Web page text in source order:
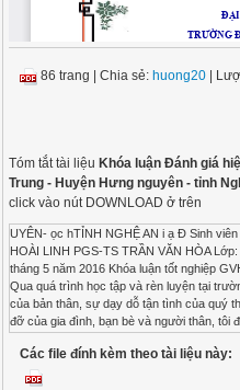
86 trang |Chia sẻ: huong20 |
Tóm tắt tài liệu Khóa luận Đánh giá
Trung - Huyện Hưng nguyên - tỉnh
click vào nút DOWNLOAD ở trên
UYÊN- ọc hTỈNH NGHỆ AN i ạ Đ Sinh viên thực hiện: Giáo viên hướng dẫn: ĐẶNG HOÀI LINH PGS-TS TRẦN VĂN HÒA Lớp: K46B- KTNN Niên khóa: 2012 – 2016 Huế, tháng 5 năm 2016 Khóa luận tốt nghiệp GVHD: PGS.TS. Trần Văn Hòa LỜI CẢM ƠN Qua quá trình học tập và rèn luyện tại trường - Đại học Huế, ngoài sự nổ lực phấn đấu của bản thân, sự dạy dỗ tận tình của quý thầy cô, cơ quan thực tập, sự động viên giúp đỡ của gia đình, bạn bè và người thân, tôi đã hoàn thành kì thực tập tốt nghiệp của mình. Qua đây tôi xin phép bày tỏ lòng cảm ơn chân thành đến: Trước hết tôi xin cảm ơn sâu sắc đến thầy giáo- PGS- TS. Trần Văn Hòa là người đã trực tiếp hướng dẫn và giúp đỡ tận tình trong suốt quá trình thực hiện nghiên cứu và hoàn thành khóa luận này. ế Tôi cũng xin chân thành cảm ơn đến lãnh đạo trường , các thầy cô giáo đã tận tình giảng dạy cho tôi, trang bị cho tôiHu những kiến thưc cần thiết để hoàn thành khóa luận tốt nghiệp này. tế Ủy ban nhân dân xã Hưng Trung, Đảng ủy, các đoàn thể và bà con nông dân xã Hưng Trung, đặc biệt là các chú, các bác trong Ban Nông nghiệp xã đã tạo điều kiện thuận lợi cho tôi học hỏi kinh nghiệm Kinhthực tế và các hộ gia đình đã nhiệt tình giúp đỡ tôi tiến hành thu thập số liệu điềọu trac nghiên cứu đề tài. Lời cuối cùng tôi xin bàyh tỏ lòng cảm ơn đến gia đình, bạn bè và người thân đã i chia sẽ, động viên tôi ạtrong suốt quá trình học tập và thực hiện khóa luận tốt nghiệp này. Đ Do thời gian thời tập, kiến thức và khả năng còn nhiều hạn chế nên nội dung đề tài này không tránh khỏi những sai sót. Kính mong sự góp ý của quý thầy cô và những người quan tâm đến đề tài này để đề tài được hoàn thiện hơn. Một lần nữa tôi xin chân thành cảm ơn! Huế, tháng 5 năm 2016 Sinh viên thực hiện Đặng Hoài Linh SVTH: Đặng Hoài Linh i Khóa luận tốt nghiệp GVHD: PGS.TS. Trần Văn Hòa MỤC LỤC Trang PHẦN 1: ĐẶT VẤN ĐỀ ................................................................................................. 1 1. TÍNH CẤP THIẾT CỦA ĐỀ TÀI ............................................................................ 1 2. MỤC TIÊU NGHIÊN CỨU ..................................................................................... 2 3. ĐỐI TƯỢNG VÀ PHẠM VI NGHIÊN CỨU ......................................................... 2 3.1. Đối tượng nghiên cứu ............................................................................................ 2 3.2. Phạm vi nghiên cứu ............................................................................................... 2 4. PHƯƠNG PHÁP NGHIÊN CỨU ............................................................................ 2 4.1. Phương pháp thu thập số liệu ................................................................................ế 2 4.2. Phương pháp xử lí sổ liệu ...................................................................................... 3 5. BỐ CỤC KHÓA LUẬN ........................................................................................... Hu 4 PHẦN 2: NỘI DUNG VÀ KẾT QUẢ NGHIÊN CỨtUế .................................................. 5 CHƯƠNG 1: CƠ SỞ LÍ LUẬN VÀ CƠ SỞ THỰC TIỄN CỦA HIỆU QUẢ KINH TẾ SẢN XUẤT LÚA ............................................................................................................ 5 1.1. CƠ SỞ LÍ LUẬN ..................................................................................................Kinh 5 1.1.1. Khái niệm về hiệu quả kinhc t ế ........................................................................... 5 1.1.2. Phương pháp xác địnhh ọhiệu quả kinh tế ............................................................. 7 1.1.3. Đặc điểm kinh tế,i kĩ thuật của cây lúa ............................................................... 9 1.1.4. Các chỉ tiêu đánhạ giá hiệu quả kinh tế của hoạt động sản xuất lúa ................. 16 1.1.5. Các yếu tốĐ ảnh hưởng đến hiệu quả sản xuất lúa ............................................. 17 1.2. CƠ SỞ THỰC TIỄN ........................................................................................... 19 1.2.1. Tình hình sản xuất lúa gạo trên thế giới .......................................................... 19 1.2.2. Tình hình sản xuất lúa gạo của Việt Nam ........................................................ 20 CHƯƠNG 2: ĐÁNH GIÁ HIỆU QUẢ KINH TẾ SẢN XUẤT LÚA XÃ HƯNG TRUNG- HUYỆN HƯNG NGUYÊN- TỈNH NGHỆ AN ........................................... 23 2.1. ĐẶC ĐIỂM TỰ NHIÊN KINH TẾ XÃ HỘI CỦA XÃ HƯNG TRUNG ............. 23 2.1.1. Điều kiện tự nhiên ............................................................................................... 23 2.1.2. Điều kiện kinh tế- xã hội ..................................................................................... 25 SVTH: Đặng Hoài Linh ii Khóa luận tốt nghiệp GVHD: PGS.TS. Trần Văn Hòa 2.1.3. Đánh giá chung tình hình cơ bản của xã Hưng Trung đối với hoạt động sản xuất trồng lúa .........................................................................................................................
Các file đính kèm theo tài liệu này: